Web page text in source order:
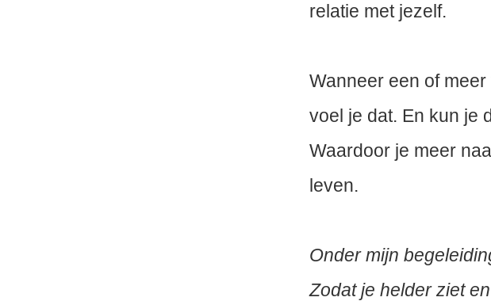
relatie met jezelf.
Wanneer een of
voel je dat. En kun je
Waardoor je meer
leven.
Onder mijn
Zodat je helder ziet